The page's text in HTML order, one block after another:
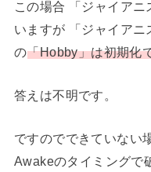
この場合 「ジャイア
いますが
「ジャイア
の「Hobby」は初期化
答えは不明です。
ですのでできていない
Awakeのタイミングで